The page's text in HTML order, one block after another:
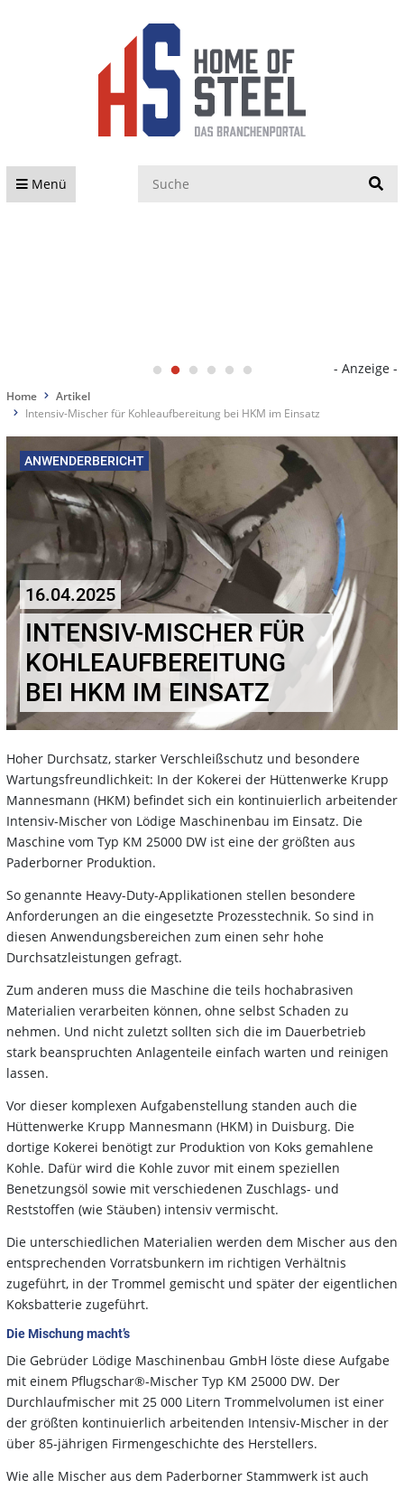
Menü
- Anzeige -
Home
Artikel
Intensiv-Mischer für Kohleaufbereitung bei HKM im Einsatz
ANWENDERBERICHT
16.04.2025
INTENSIV-MISCHER FÜR
KOHLEAUFBEREITUNG
BEI HKM IM EINSATZ
Hoher Durchsatz, starker Verschleißschutz und besondere
Wartungsfreundlichkeit: In der Kokerei der Hüttenwerke Krupp
Mannesmann (HKM) befindet sich ein kontinuierlich arbeitender
Intensiv-Mischer von Lödige Maschinenbau im Einsatz. Die
Maschine vom Typ KM 25000 DW ist eine der größten aus
Paderborner Produktion.
So genannte Heavy-Duty-Applikationen stellen besondere
Anforderungen an die eingesetzte Prozesstechnik. So sind in
diesen Anwendungsbereichen zum einen sehr hohe
Durchsatzleistungen gefragt.
Zum anderen muss die Maschine die teils hochabrasiven
Materialien verarbeiten können, ohne selbst Schaden zu
nehmen. Und nicht zuletzt sollten sich die im Dauerbetrieb
stark beanspruchten Anlagenteile einfach warten und reinigen
lassen.
Vor dieser komplexen Aufgabenstellung standen auch die
Hüttenwerke Krupp Mannesmann (HKM) in Duisburg. Die
dortige Kokerei benötigt zur Produktion von Koks gemahlene
Kohle. Dafür wird die Kohle zuvor mit einem speziellen
Benetzungsöl sowie mit verschiedenen Zuschlags- und
Reststoffen (wie Stäuben) intensiv vermischt.
Die unterschiedlichen Materialien werden dem Mischer aus den
entsprechenden Vorratsbunkern im richtigen Verhältnis
zugeführt, in der Trommel gemischt und später der eigentlichen
Koksbatterie zugeführt.
Die Mischung macht’s
Die Gebrüder Lödige Maschinenbau GmbH löste diese Aufgabe
mit einem Pflugschar®-Mischer Typ KM 25000 DW. Der
Durchlaufmischer mit 25 000 Litern Trommelvolumen ist einer
der größten kontinuierlich arbeitenden Intensiv-Mischer in der
über 85-jährigen Firmengeschichte des Herstellers.
Wie alle Mischer aus dem Paderborner Stammwerk ist auch